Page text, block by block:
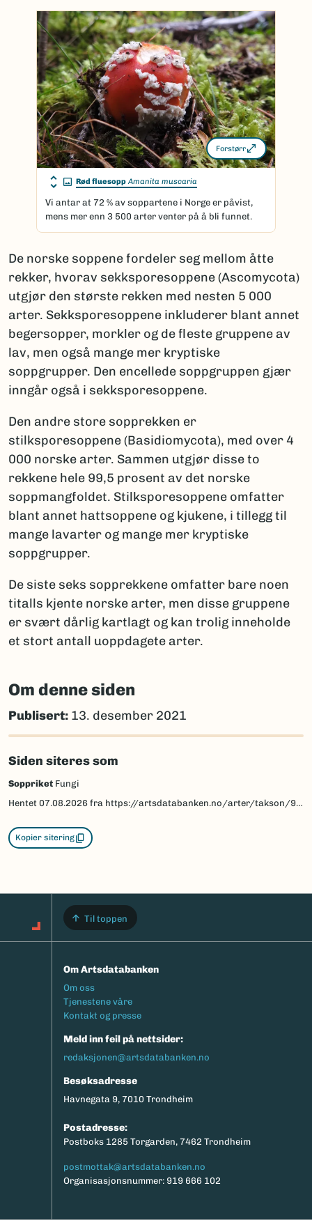
Forstørr
Rød fluesopp Amanita muscaria
Vi antar at 72 % av soppartene i Norge er påvist,
mens mer enn 3 500 arter venter på å bli funnet.
De norske soppene fordeler seg mellom åtte
rekker, hvorav sekksporesoppene (Ascomycota)
utgjør den største rekken med nesten 5 000
arter. Sekksporesoppene inkluderer blant annet
begersopper, morkler og de fleste gruppene av
lav, men også mange mer kryptiske
soppgrupper. Den encellede soppgruppen gjær
inngår også i sekksporesoppene.
Den andre store sopprekken er
stilksporesoppene (Basidiomycota), med over 4
000 norske arter. Sammen utgjør disse to
rekkene hele 99,5 prosent av det norske
soppmangfoldet. Stilksporesoppene omfatter
blant annet hattsoppene og kjukene, i tillegg til
mange lavarter og mange mer kryptiske
soppgrupper.
De siste seks sopprekkene omfatter bare noen
titalls kjente norske arter, men disse gruppene
er svært dårlig kartlagt og kan trolig inneholde
et stort antall uoppdagete arter.
Om denne siden
Publisert: 13. desember 2021
Siden siteres som
Soppriket Fungi
Hentet 07.08.2026 fra https://artsdatabanken.no/arter/takson/975/beskrivelse
Kopier sitering
Til toppen
Om Artsdatabanken
Footermeny
Om oss
Tjenestene våre
Kontakt og presse
Meld inn feil på nettsider:
redaksjonen@artsdatabanken.no
Besøksadresse
Havnegata 9, 7010 Trondheim
Postadresse:
Postboks 1285 Torgarden, 7462 Trondheim
postmottak@artsdatabanken.no
Organisasjonsnummer: 919 666 102